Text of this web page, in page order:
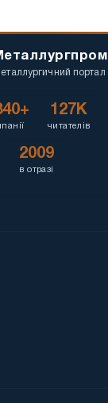
портал
127K
читателів
2009
в отразі